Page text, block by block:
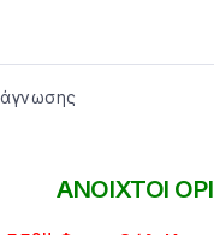
ΑΝΟΙΧΤΟΙ